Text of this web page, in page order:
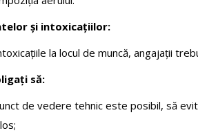
și intoxicațiilor:
la locul de muncă, angajații
să:
de vedere tehnic este posibil, să